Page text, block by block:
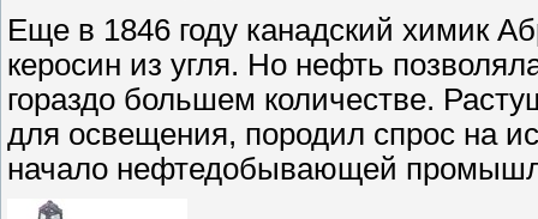
Еще в 1846 году канадский химик
керосин из угля. Но нефть
гораздо большем количестве.
для освещения, породил спрос на
начало нефтедобывающей